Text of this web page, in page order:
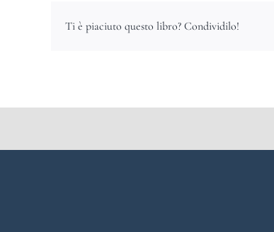
Ti è piaciuto questo libro? Condividilo!